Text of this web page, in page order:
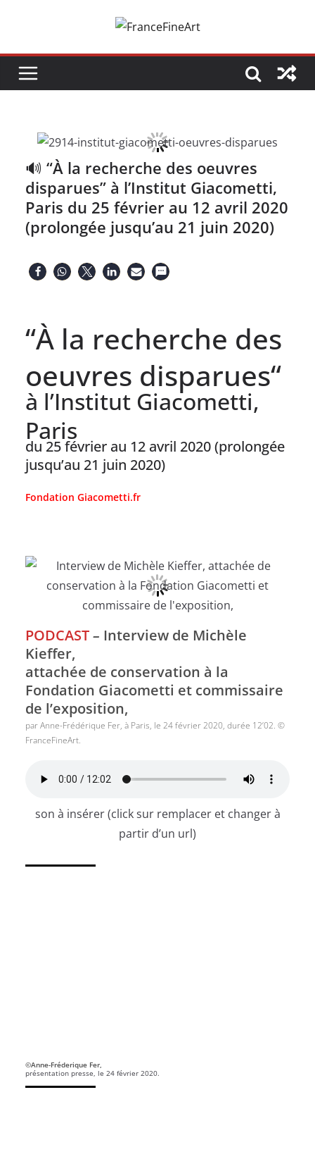
🔊 “À la recherche des oeuvres
disparues” à l’Institut Giacometti,
Paris du 25 février au 12 avril 2020
(prolongée jusqu’au 21 juin 2020)
“À la recherche des
oeuvres disparues“
à l’Institut Giacometti,
Paris
du 25 février au 12 avril 2020 (prolongée
jusqu’au 21 juin 2020)
Fondation Giacometti.fr
PODCAST– Interview de Michèle
Kieffer,
attachée de conservation à la
Fondation Giacometti et commissaire
de l’exposition,
par Anne-Frédérique Fer, à Paris, le 24 février 2020, durée 12’02. ©
FranceFineArt.
son à insérer (click sur remplacer et changer à
partir d’un url)
©Anne-Fréderique Fer,
présentation presse, le 24 février 2020.